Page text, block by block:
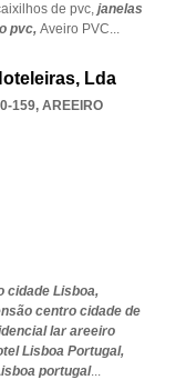
de pvc, janelas
pvc, Aveiro PVC...
Lda
159, AREEIRO
cidade Lisboa,
centro cidade de
lar areeiro
Lisboa Portugal,
portugal...